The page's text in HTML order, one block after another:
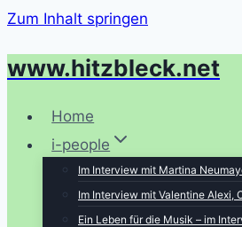
Zum Inhalt springen
www.hitzbleck.net
Home
i-people
Im Interview mit Martina
Im Interview mit Valentine Alexi,
Ein Leben für die Musik – im